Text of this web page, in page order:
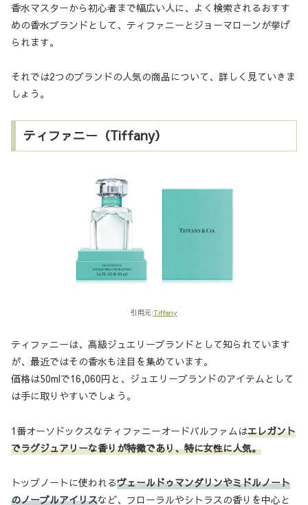
香水マスターから初心者まで幅広い人に、よく検索されるおすす
めの香水ブランドとして、ティファニーとジョーマローンが挙げ
られます。
それでは2つのブランドの人気の商品について、詳しく見ていきま
しょう。
ティファニー（Tiffany）
引用元:Tiffany
ティファニーは、高級ジュエリーブランドとして知られています
が、最近ではその香水も注目を集めています。
価格は50mlで16,060円と、ジュエリーブランドのアイテムとして
は手に取りやすいでしょう。
1番オーソドックスなティファニーオードパルファムはエレガント
でラグジュアリーな香りが特徴であり、特に女性に人気。
トップノートに使われるヴェールドゥマンダリンやミドルノート
のノーブルアイリスなど、フローラルやシトラスの香りを中心と